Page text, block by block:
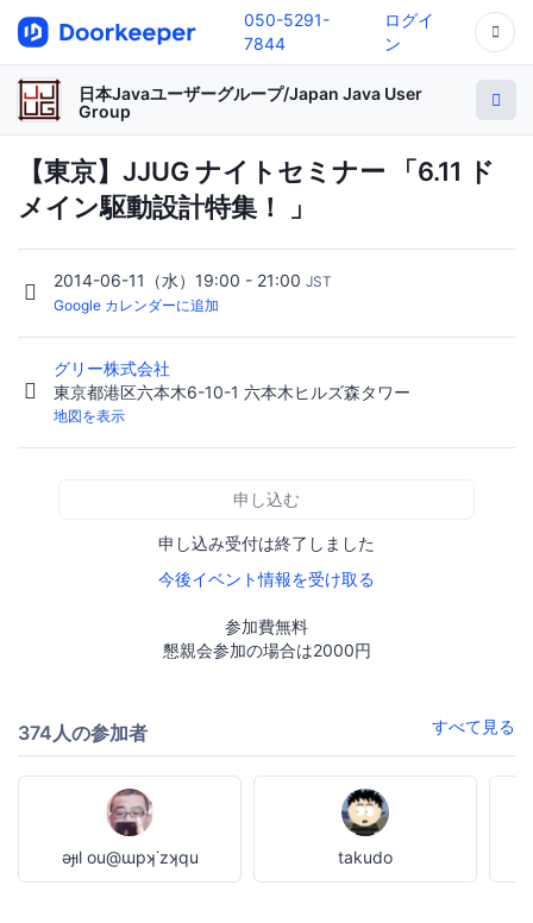
050-5291-
7844
ログイ
ン
日本Javaユーザーグループ/Japan Java User
Group
【東京】JJUG ナイトセミナー 「6.11 ド
メイン駆動設計特集！ 」
2014-06-11（水）19:00 - 21:00 JST
Google カレンダーに追加
グリー株式会社
東京都港区六本木6-10-1 六本木ヒルズ森タワー
地図を表示
申し込む
申し込み受付は終了しました
今後イベント情報を受け取る
参加費無料
懇親会参加の場合は2000円
374人の参加者 すべて見る
ǝɟıl ou@ɯpʞ˙zʞqu takudo